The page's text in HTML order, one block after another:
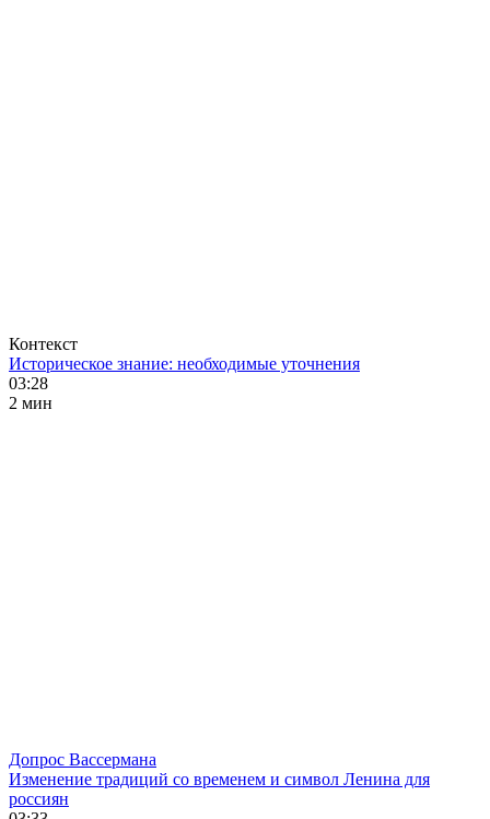
Контекст
Историческое знание: необходимые уточнения
03:28
2 мин
Допрос Вассермана
Изменение традиций со временем и символ Ленина для
россиян